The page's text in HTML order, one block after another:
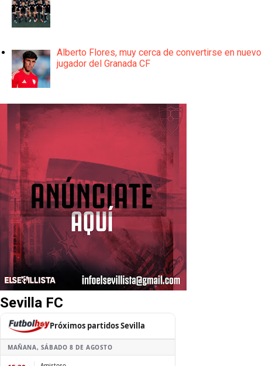
Alberto Flores, muy cerca de convertirse en nuevo
jugador del Granada CF
Sevilla FC